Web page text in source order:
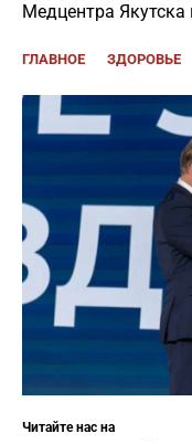
Медцентра
ГЛАВНОЕ ЗДОРОВЬЕ
Читайте нас на